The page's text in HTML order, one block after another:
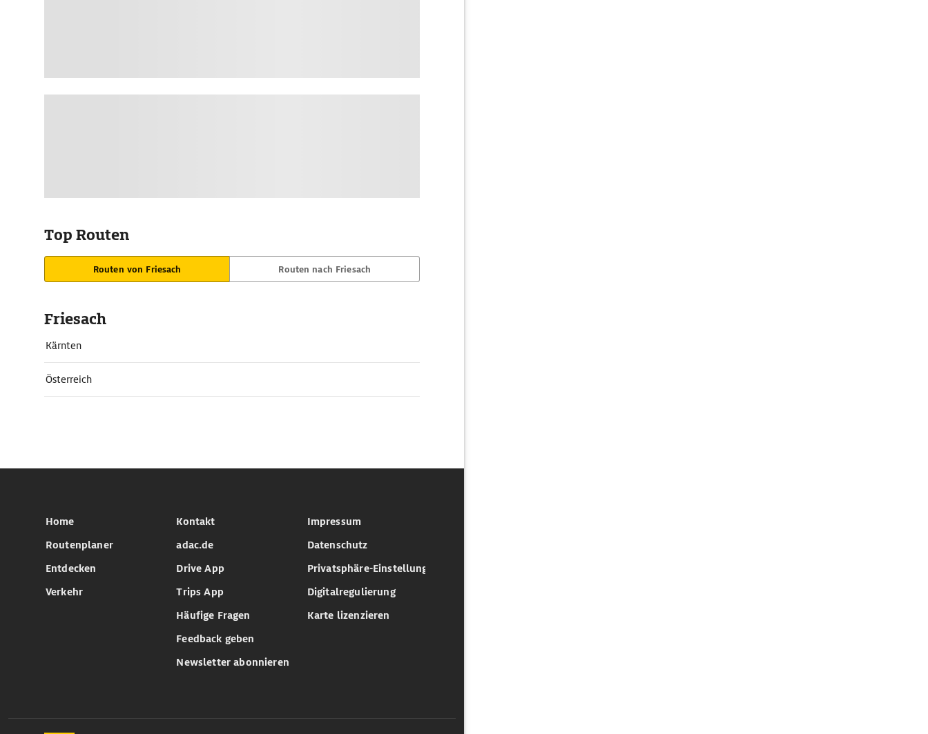
Top Routen
Routen von Friesach Routen nach Friesach
Friesach
Kärnten
Österreich
Home
Routenplaner
Entdecken
Verkehr
Kontakt
adac.de
Drive App
Trips App
Häufige Fragen
Feedback geben
Newsletter abonnieren
Impressum
Datenschutz
Privatsphäre-Einstellungen
Digitalregulierung
Karte lizenzieren